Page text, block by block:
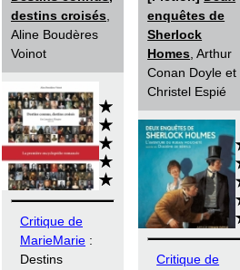
Thématiques
destins croisés
Aline Boudères
Voinot
Critique de
MarieMarie :
Destins
enquêtes de
Sherlock
Homes , Arthur
Conan Doyle et
Christel Espié
Critique de